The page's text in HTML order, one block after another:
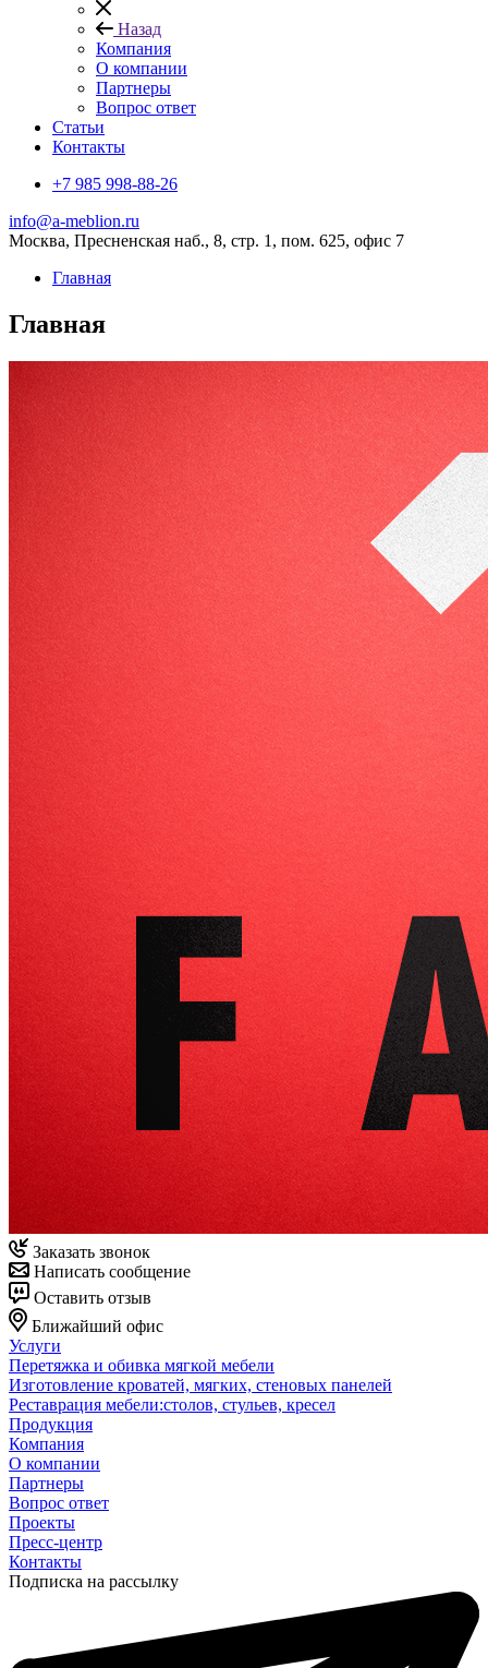
Назад
Компания
О компании
Партнеры
Вопрос ответ
Cтатьи
Контакты
+7 985 998-88-26
info@a-meblion.ru
Москва, Пресненская наб., 8, стр. 1, пом. 625, офис 7
Главная
Главная
Заказать звонок
Написать сообщение
Оставить отзыв
Ближайший офис
Услуги
Перетяжка и обивка мягкой мебели
Изготовление кроватей, мягких, стеновых панелей
Реставрация мебели:столов, стульев, кресел
Продукция
Компания
О компании
Партнеры
Вопрос ответ
Проекты
Пресс-центр
Контакты
Подписка на рассылку